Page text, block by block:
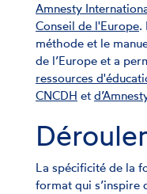
Amnesty
Conseil de l'Europe.
méthode et le
de l’Europe et a
ressources
CNCDH et
La spécificité de la
format qui s’inspire